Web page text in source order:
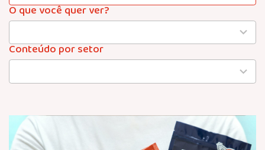
O que você quer ver?
4
results
Conteúdo por setor
22
results